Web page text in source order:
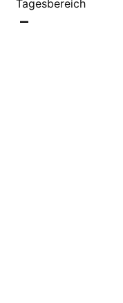
Tagesbereich
–